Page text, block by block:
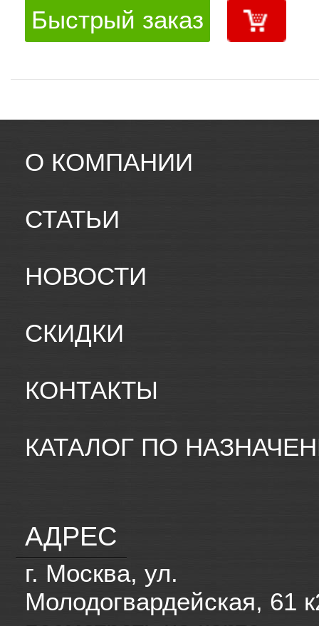
Быстрый заказ
О КОМПАНИИ
СТАТЬИ
НОВОСТИ
СКИДКИ
КОНТАКТЫ
КАТАЛОГ ПО
АДРЕС
г. Москва, ул.
Молодогвардейская, 61